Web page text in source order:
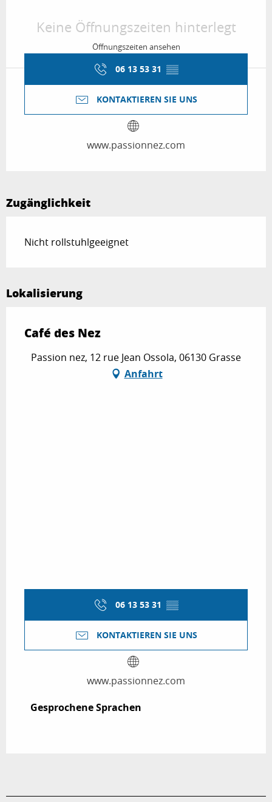
Keine Öffnungszeiten hinterlegt
Öffnungszeiten ansehen
06 13 53 31 ▒▒
KONTAKTIEREN SIE UNS
www.passionnez.com
Zugänglichkeit
Nicht rollstuhlgeeignet
Lokalisierung
Café des Nez
Passion nez, 12 rue Jean Ossola, 06130 Grasse
Anfahrt
06 13 53 31 ▒▒
KONTAKTIEREN SIE UNS
www.passionnez.com
Gesprochene Sprachen
Gesprochene Sprachen